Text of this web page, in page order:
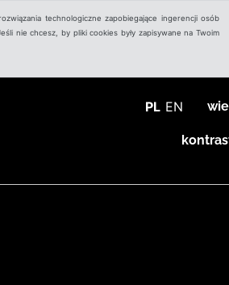
technologiczne zapobiegające ingerencji osób
nie chcesz, by pliki cookies były zapisywane na Twoim
PL EN